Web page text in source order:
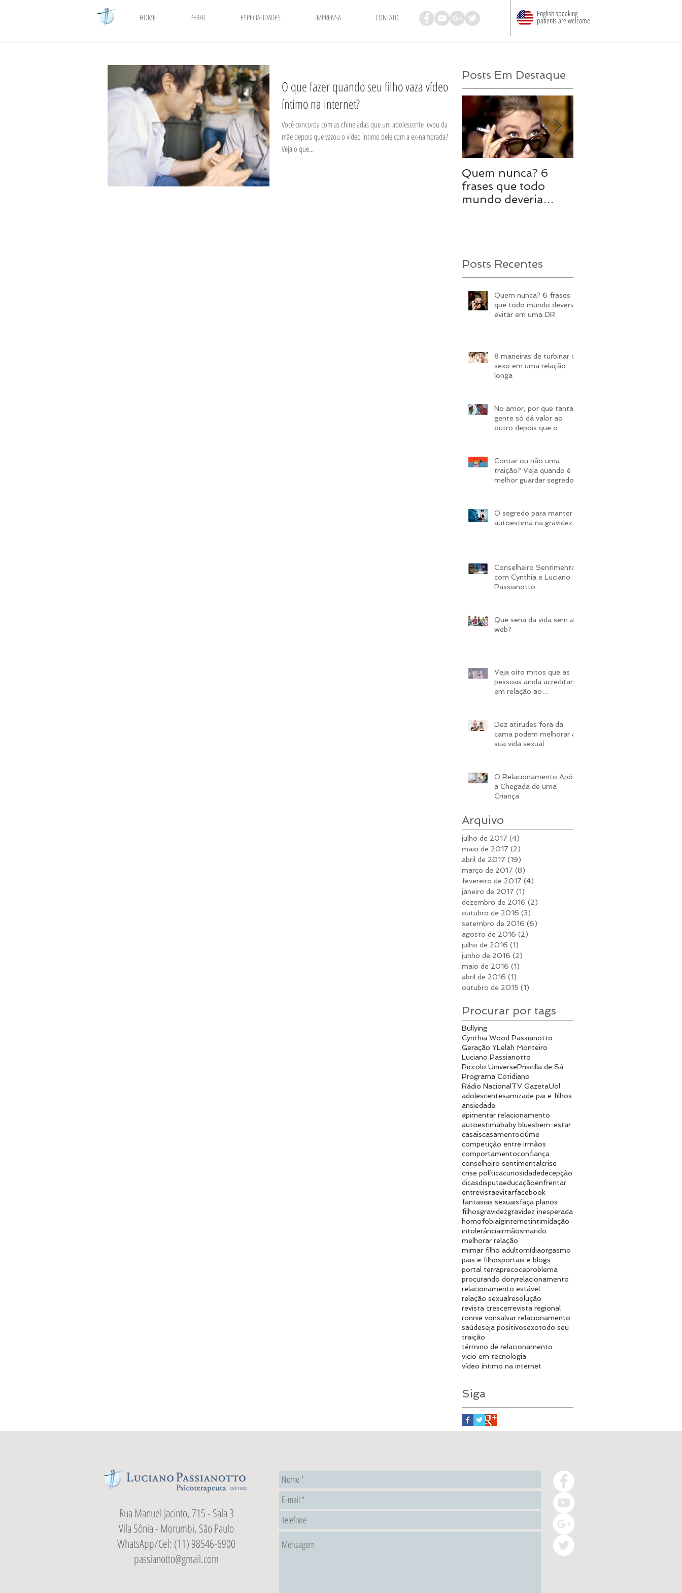
HOME PERFIL ESPECIALIDADES IMPRENSA CONTATO English speaking
patients are welcome
​O que fazer quando seu filho vaza vídeo
íntimo na internet?
Você concorda com as chineladas que um adolescente levou da
mãe depois que vazou o vídeo íntimo dele com a ex-namorada?
Veja o que...
Posts Em Destaque
Quem nunca? 6
frases que todo
mundo deveria
Posts Recentes
Quem nunca? 6 frases
que todo mundo deveria
evitar em uma DR
8 maneiras de turbinar o
sexo em uma relação
longa
No amor, por que tanta
gente só dá valor ao
outro depois que o
Contar ou não uma
traição? Veja quando é
melhor guardar segredo
​O segredo para manter a
autoestima na gravidez
Conselheiro Sentimental
com Cynthia e Luciano
Passianotto
​Que seria da vida sem a
web?
Veja oito mitos que as
pessoas ainda acreditam
em relação ao
Dez atitudes fora da
cama podem melhorar a
sua vida sexual
​O Relacionamento Após
a Chegada de uma
Criança
Arquivo
julho de 2017 (4)
maio de 2017 (2)
abril de 2017 (19)
março de 2017 (8)
fevereiro de 2017 (4)
janeiro de 2017 (1)
dezembro de 2016 (2)
outubro de 2016 (3)
setembro de 2016 (6)
agosto de 2016 (2)
julho de 2016 (1)
junho de 2016 (2)
maio de 2016 (1)
abril de 2016 (1)
outubro de 2015 (1)
Procurar por tags
Bullying
Cynthia Wood Passianotto
Geração YLelah Monteiro
Luciano Passianotto
Piccolo UniversePriscilla de Sá
Programa Cotidiano
Rádio NacionalTV GazetaUol
adolescentesamizade pai e filhos
ansiedade
apimentar relacionamento
autoestimababy bluesbem-estar
casaiscasamentociúme
competição entre irmãos
comportamentoconfiança
conselheiro sentimentalcrise
crise políticacuriosidadedecepção
dicasdisputaeducaçãoenfrentar
entrevistaevitarfacebook
fantasias sexuaisfaça planos
filhosgravidezgravidez inesperada
homofobiaiginternetintimidação
intolerânciairmãosmarido
melhorar relação
mimar filho adultomídiaorgasmo
pais e filhosportais e blogs
portal terraprecoceproblema
procurando doryrelacionamento
relacionamento estável
relação sexualresolução
revista crescerrevista regional
ronnie vonsalvar relacionamento
saúdeseja positivosexotodo seu
traição
término de relacionamento
vicio em tecnologia
vídeo íntimo na internet
Siga
Rua Manuel Jacinto, 715 - Sala 3
Vila Sônia - Morumbi, São Paulo
WhatsApp/Cel: (11) 98546-6900
passianotto@gmail.com